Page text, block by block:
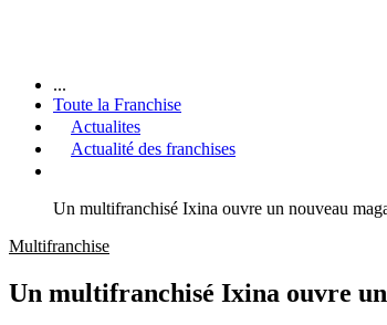
...
Toute la Franchise
Actualites
Actualité des franchises
Un multifranchisé Ixina ouvre un nouveau
Multifranchise
Un multifranchisé Ixina ouvre un